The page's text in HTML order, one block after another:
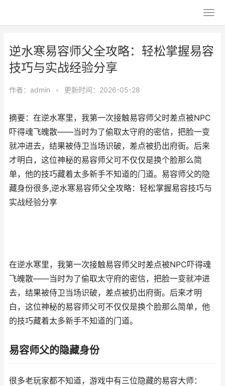
逆水寒易容师父全攻略：轻松掌握易容
技巧与实战经验分享
作者： admin • 更新时间：2026-05-28
摘要：在逆水寒里，我第一次接触易容师父时差点被NPC
吓得魂飞魄散——当时为了偷取太守府的密信，把脸一变
就冲进去，结果被侍卫当场识破，差点被扔出府衙。后来
才明白，这位神秘的易容师父可不仅仅是换个脸那么简
单，他的技巧藏着太多新手不知道的门道。易容师父的隐
藏身份很多,逆水寒易容师父全攻略：轻松掌握易容技巧与
实战经验分享
在逆水寒里，我第一次接触易容师父时差点被NPC吓得魂
飞魄散——当时为了偷取太守府的密信，把脸一变就冲进
去，结果被侍卫当场识破，差点被扔出府衙。后来才明
白，这位神秘的易容师父可不仅仅是换个脸那么简单，他
的技巧藏着太多新手不知道的门道。
易容师父的隐藏身份
很多老玩家都不知道，游戏中有三位隐藏的易容大师：